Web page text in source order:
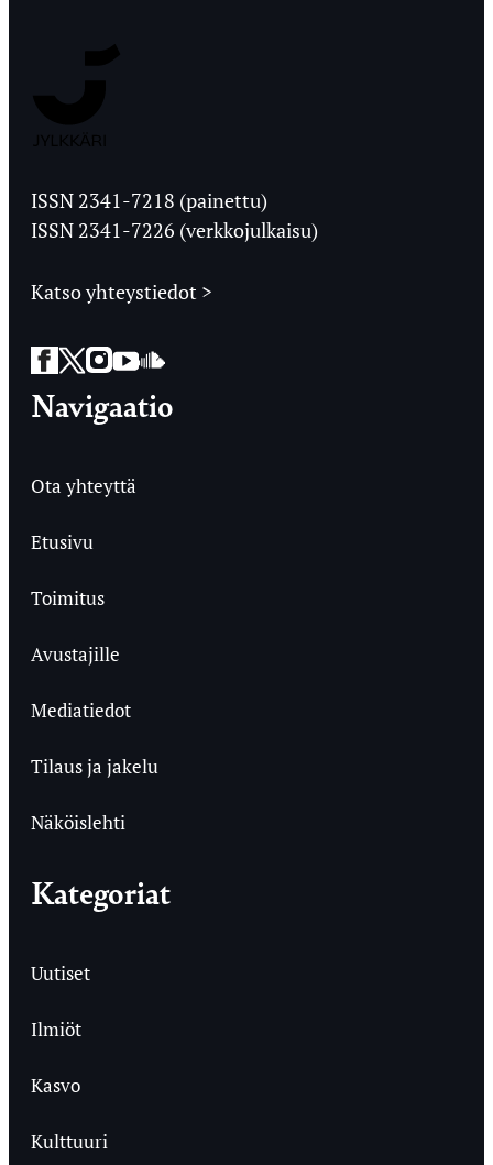
Ylioppilaslehti
ISSN 2341-7218 (painettu)
ISSN 2341-7226 (verkkojulkaisu)
Katso yhteystiedot >
Facebook
Twitter
Instagram
YouTube
SoundCloud
Navigaatio
Ota yhteyttä
Etusivu
Toimitus
Avustajille
Mediatiedot
Tilaus ja jakelu
Näköislehti
Kategoriat
Uutiset
Ilmiöt
Kasvo
Kulttuuri